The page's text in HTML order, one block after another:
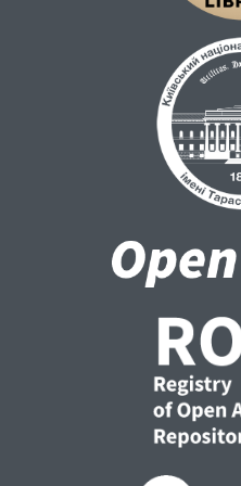
розвитку
інформаційному
необхідні для їх
аналізуються
інституційно-
кіберзахисту в
регламентації
співробітництва
проведено аналіз
правового
інтеграції в єдину
правового
результаті
рекомендації. У
інформаційної